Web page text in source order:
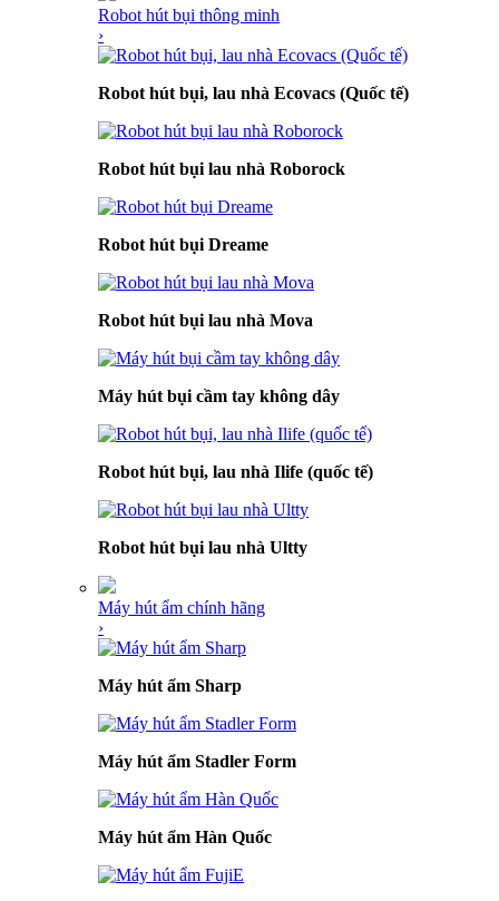
Robot hút bụi thông minh
›
Robot hút bụi, lau nhà Ecovacs (Quốc tế)
Robot hút bụi lau nhà Roborock
Robot hút bụi Dreame
Robot hút bụi lau nhà Mova
Máy hút bụi cầm tay không dây
Robot hút bụi, lau nhà Ilife (quốc tế)
Robot hút bụi lau nhà Ultty
Máy hút ẩm chính hãng
›
Máy hút ẩm Sharp
Máy hút ẩm Stadler Form
Máy hút ẩm Hàn Quốc